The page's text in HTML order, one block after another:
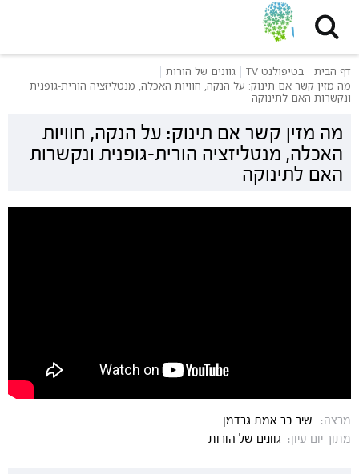
דף הבית בטיפולנט TV
גוונים של הורות
מה מזין קשר אם תינוק: על הנקה, חוויות האכלה, מנטליזציה הורית-גופנית
ונקשרות האם לתינוקה
מה מזין קשר אם תינוק: על הנקה, חוויות
האכלה, מנטליזציה הורית-גופנית ונקשרות
האם לתינוקה
מרצה:
שיר בר אמת גרדמן
מתוך יום עיון: גוונים של הורות